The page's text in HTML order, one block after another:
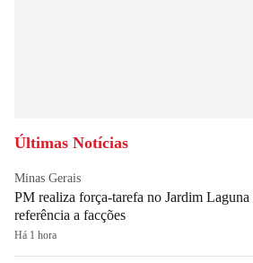
Últimas Notícias
Minas Gerais
PM realiza força-tarefa no Jardim Laguna
referência a facções
Há 1 hora